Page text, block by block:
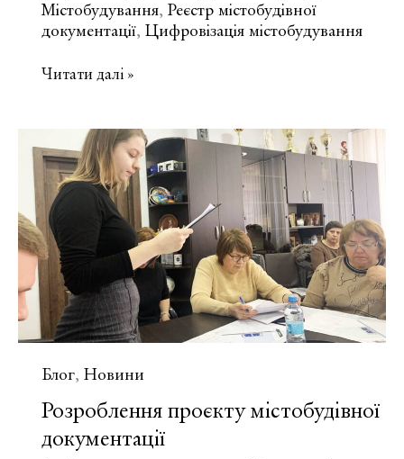
Містобудування, Реєстр містобудівної
документації, Цифровізація містобудування
Фахівці
долучаються
до
Містобудівного
кадастру
на
державному
рівні
(МБКД)
Читати далі »
Блог, Новини
Розроблення проєкту містобудівної
документації